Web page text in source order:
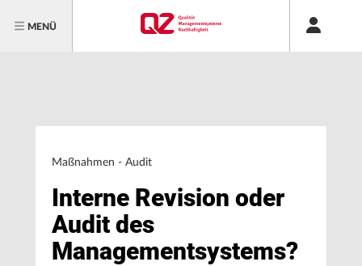
MENÜ
Maßnahmen - Audit
Interne Revision oder
Audit des
Managementsystems?